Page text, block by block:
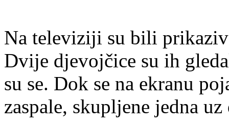
Na televiziji su bili
Dvije djevojčice su ih
su se. Dok se na ekranu
zaspale, skupljene jedna